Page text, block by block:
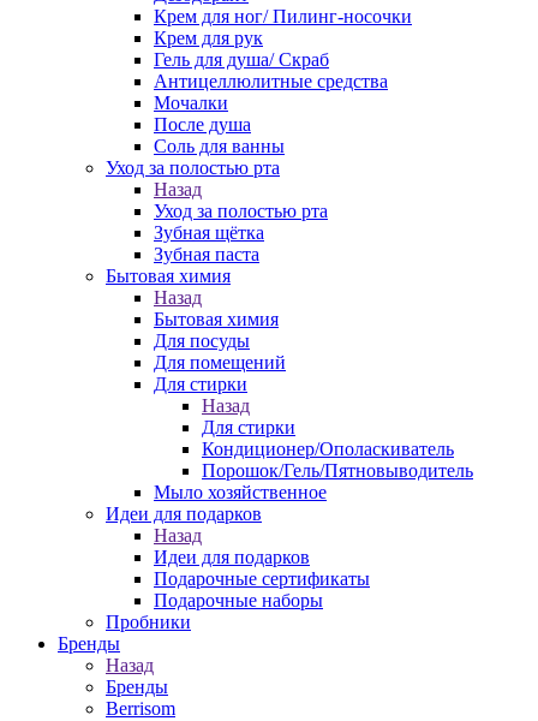
Крем для ног/ Пилинг-носочки
Крем для рук
Гель для душа/ Скраб
Антицеллюлитные средства
Мочалки
После душа
Соль для ванны
Уход за полостью рта
Назад
Уход за полостью рта
Зубная щётка
Зубная паста
Бытовая химия
Назад
Бытовая химия
Для посуды
Для помещений
Для стирки
Назад
Для стирки
Кондиционер/Ополаскиватель
Порошок/Гель/Пятновыводитель
Мыло хозяйственное
Идеи для подарков
Назад
Идеи для подарков
Подарочные сертификаты
Подарочные наборы
Пробники
Бренды
Назад
Бренды
Berrisom